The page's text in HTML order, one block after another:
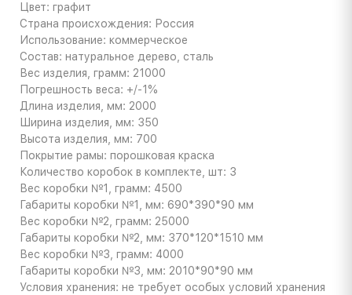
Цвет: графит
Страна происхождения: Россия
Использование: коммерческое
Состав: натуральное дерево, сталь
Вес изделия, грамм: 21000
Погрешность веса: +/-1%
Длина изделия, мм: 2000
Ширина изделия, мм: 350
Высота изделия, мм: 700
Покрытие рамы: порошковая краска
Количество коробок в комплекте, шт: 3
Вес коробки №1, грамм: 4500
Габариты коробки №1, мм: 690*390*90 мм
Вес коробки №2, грамм: 25000
Габариты коробки №2, мм: 370*120*1510 мм
Вес коробки №3, грамм: 4000
Габариты коробки №3, мм: 2010*90*90 мм
Условия хранения: не требует особых условий хранения